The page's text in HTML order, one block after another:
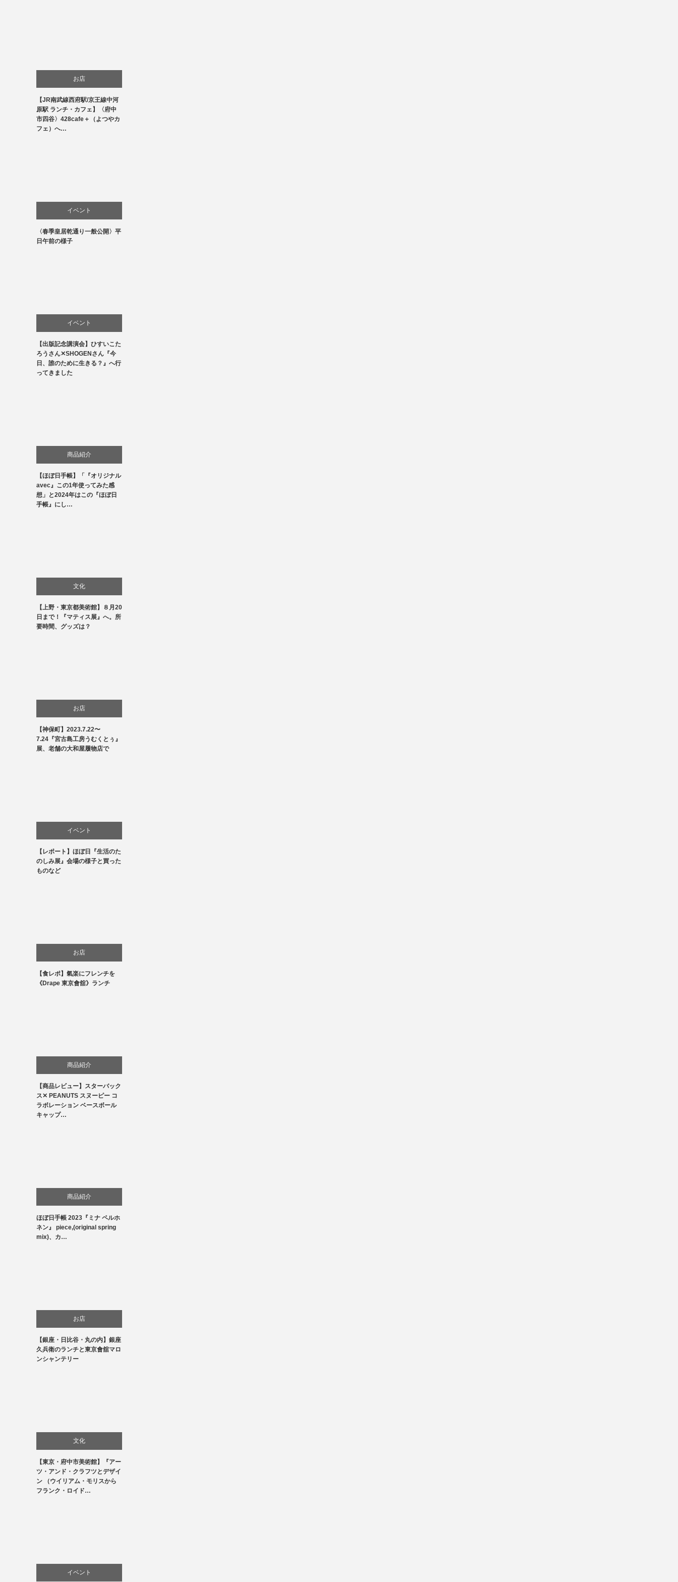
お店
商品紹介
【JR南武線西府駅/京王線中河
原駅 ランチ・カフェ】〈府中
市四谷〉428cafe＋（よつやカ
フェ）へ…
イベント
文化
〈春季皇居乾通り一般公開〉平
日午前の様子
イベント
文化
書評・読書の引き出し
【出版記念講演会】ひすいこた
ろうさん✕SHOGENさん『今
日、誰のために生きる？』へ行
ってきました
商品紹介
生活
【ほぼ日手帳】「『オリジナル
avec』この1年使ってみた感
想」と2024年はこの『ほぼ日
手帳』にし…
文化
美術展・美術館・博物館巡り
【上野・東京都美術館】８月20
日まで！『マティス展』へ。所
要時間、グッズは？
お店
商品紹介
【神保町】2023.7.22〜
7.24『宮古島工房うむくとぅ』
展、老舗の大和屋履物店で
イベント
お店
【レポート】ほぼ日『生活のた
のしみ展』会場の様子と買った
ものなど
お店
食べ物
【食レポ】氣楽にフレンチを
《Drape 東京會舘》ランチ
商品紹介
【商品レビュー】スターバック
ス✕ PEANUTS スヌーピー コ
ラボレーション ベースボール
キャップ…
商品紹介
生活
ほぼ日手帳 2023『ミナ ペルホ
ネン』 piece,(original spring
mix)、カ…
お店
食べ物
【銀座・日比谷・丸の内】銀座
久兵衛のランチと東京會舘マロ
ンシャンテリー
文化
美術展・美術館・博物館巡り
【東京・府中市美術館】『アー
ツ・アンド・クラフツとデザイ
ン （ウイリアム・モリスから
フランク・ロイド…
イベント